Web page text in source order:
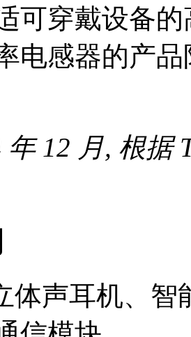
可穿戴设备
电感器的产
年 12 月, 根据
体声耳机、智